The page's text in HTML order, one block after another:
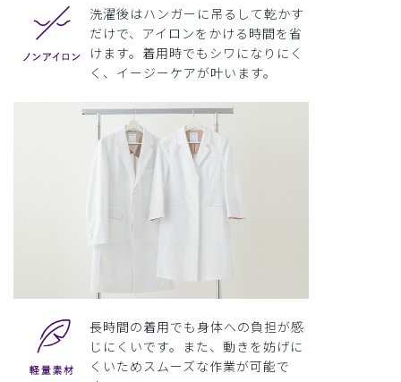
洗濯後はハンガーに吊るして乾かす
だけで、アイロンをかける時間を省
けます。着用時でもシワになりにく
く、イージーケアが叶います。
長時間の着用でも身体への負担が感
じにくいです。また、動きを妨げに
くいためスムーズな作業が可能で